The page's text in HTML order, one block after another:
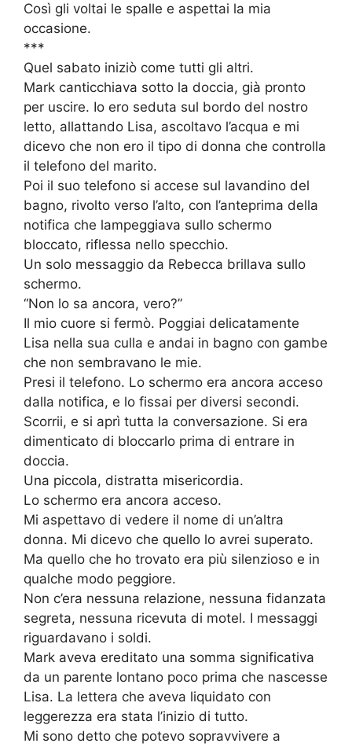
Così gli voltai le spalle e aspettai la mia
occasione.
***
Quel sabato iniziò come tutti gli altri.
Mark canticchiava sotto la doccia, già pronto
per uscire. Io ero seduta sul bordo del nostro
letto, allattando Lisa, ascoltavo l’acqua e mi
dicevo che non ero il tipo di donna che controlla
il telefono del marito.
Poi il suo telefono si accese sul lavandino del
bagno, rivolto verso l’alto, con l’anteprima della
notifica che lampeggiava sullo schermo
bloccato, riflessa nello specchio.
Un solo messaggio da Rebecca brillava sullo
schermo.
“Non lo sa ancora, vero?”
Il mio cuore si fermò. Poggiai delicatamente
Lisa nella sua culla e andai in bagno con gambe
che non sembravano le mie.
Presi il telefono. Lo schermo era ancora acceso
dalla notifica, e lo fissai per diversi secondi.
Scorrii, e si aprì tutta la conversazione. Si era
dimenticato di bloccarlo prima di entrare in
doccia.
Una piccola, distratta misericordia.
Lo schermo era ancora acceso.
Mi aspettavo di vedere il nome di un’altra
donna. Mi dicevo che quello lo avrei superato.
Ma quello che ho trovato era più silenzioso e in
qualche modo peggiore.
Non c’era nessuna relazione, nessuna fidanzata
segreta, nessuna ricevuta di motel. I messaggi
riguardavano i soldi.
Mark aveva ereditato una somma significativa
da un parente lontano poco prima che nascesse
Lisa. La lettera che aveva liquidato con
leggerezza era stata l’inizio di tutto.
Mi sono detto che potevo sopravvivere a